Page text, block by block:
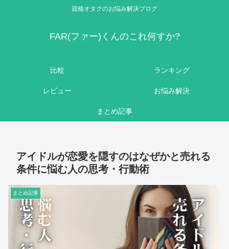
資格オタクのお悩み解決ブログ
FAR(ファー)くんのこれ何すか?
比較 ランキング
レビュー お悩み解決
まとめ記事
アイドルが恋愛を隠すのはなぜかと売れる
条件に悩む人の思考・行動術
まとめ記事